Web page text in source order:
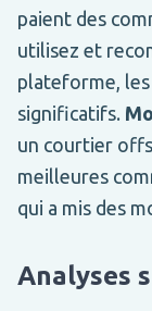
paient des
utilisez et
plateforme,
significatifs.
un courtier
meilleures
qui a mis des
Analyses